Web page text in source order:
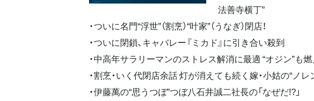
法善寺横丁”
・ついに名門“浮世”（割烹）“叶家”（うなぎ）閉店！
・ついに閉鎖、キャバレー『ミカド』に引き合い殺到
・中高年サラリーマンのストレス解消に最適 “オジン”も
・割烹・いく代閉店余話 灯が消えても続く嫁・小姑の“ノレ
・伊藤萬の“思うつぼ”つぼ八石井誠二社長の「なぜだ!?」